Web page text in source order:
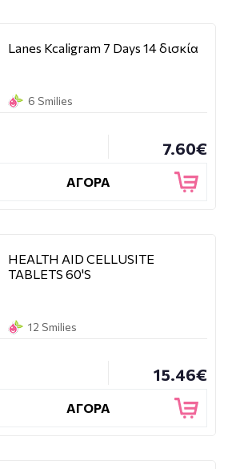
Lanes Kcaligram 7 Days 14 δισκία
6 Smilies
7.60€
ΑΓΟΡΑ
HEALTH AID CELLUSITE
TABLETS 60'S
12 Smilies
15.46€
ΑΓΟΡΑ